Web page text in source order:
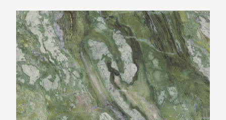
Ariostea Ultra Marmi Brilliant Green